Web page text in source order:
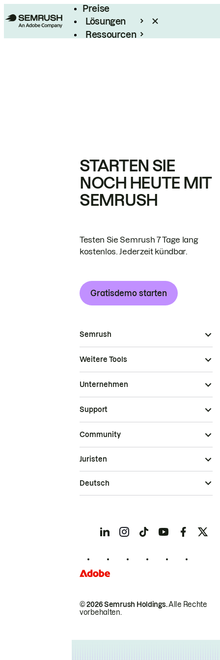
Preise
Lösungen
Ressourcen
STARTEN SIE
NOCH HEUTE MIT
SEMRUSH
Testen Sie Semrush 7 Tage lang
kostenlos. Jederzeit kündbar.
Gratisdemo starten
Semrush
Weitere Tools
Unternehmen
Support
Community
© 2026 Semrush Holdings.Alle Rechte
vorbehalten.
Juristen
Deutsch